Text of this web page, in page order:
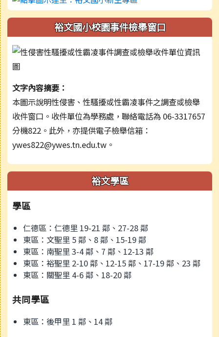
裕文國小校園事件檢舉窗口
文字內容摘要：
本圖示說明性侵害、性騷擾或性霸凌事件之調查或檢舉
收件窗口。收件單位為學務處，聯絡電話為 06-3317657
分機822。此外，亦提供電子檢舉信箱：
ywes822@ywes.tn.edu.tw。
裕文學區
學區
仁德區：仁德里 19-21 鄰、27-28 鄰
東區：文聖里 5 鄰、8 鄰、15-19 鄰
東區：南聖里 3-4 鄰、7 鄰、12-13 鄰
東區：裕聖里 2-10 鄰、12-15 鄰、17-19 鄰、23 鄰
東區：關聖里 4-6 鄰、18-20 鄰
共同學區
東區：後甲里 1 鄰、14 鄰